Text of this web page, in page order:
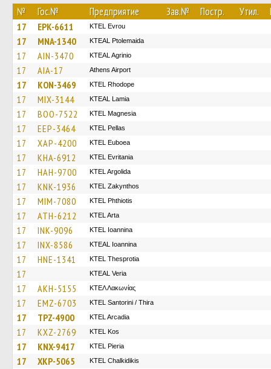
№ Гос.№ Предприятие Зав.№ Постр. Утил.
17 EPK-6611 KTEL Evrou
17 MNA-1340 KTEAL Ptolemaida
17 AIN-3470 KTEAL Agrinio
17 AIA-17 Athens Airport
17 KON-3469 KTEL Rhodope
17 MIX-3144 KTEAL Lamia
17 BOO-7522 ΚΤΕL Magnesia
17 EEP-3464 KTEL Pellas
17 XAP-4200 ΚΤΕL Euboea
17 KHA-6912 ΚΤΕL Evritania
17 HAH-9700 KTEL Argolida
17 KNK-1936 KTEL Zakynthos
17 MIM-7080 ΚΤΕL Phthiotis
17 ATH-6212 KTEL Arta
17 INK-9096 KTEL Ioannina
17 INX-8586 KTEAL Ioannina
17 HNE-1341 KTEL Thesprotia
17 KTEAL Veria
17 AKH-5155 ΚΤΕΛ Λακωνίας
17 EMZ-6703 KTEL Santorini / Thira
17 TPZ-4900 KTEL Arcadia
17 KXZ-2769 KTEL Kos
17 KNX-9417 KTEL Pieria
17 XKP-5065 ΚΤΕL Chalkidikis